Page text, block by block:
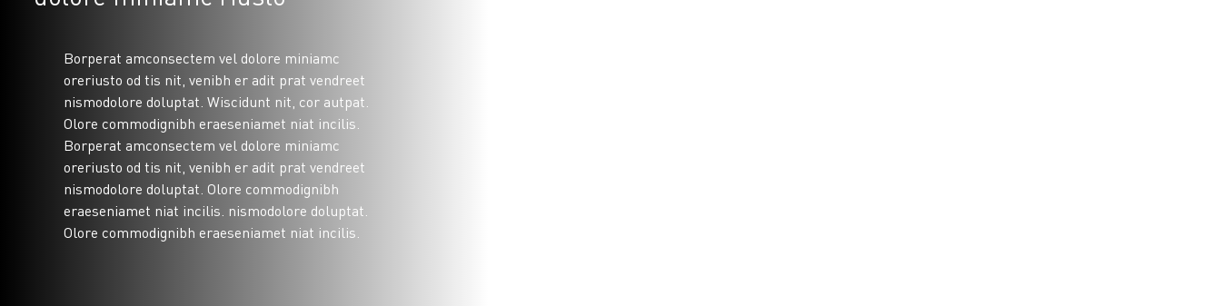
Borperat amconsectem vel dolore miniamc
oreriusto od tis nit, venibh er adit prat vendreet
nismodolore doluptat. Wiscidunt nit, cor autpat.
Olore commodignibh eraeseniamet niat incilis.
Borperat amconsectem vel dolore miniamc
oreriusto od tis nit, venibh er adit prat vendreet
nismodolore doluptat. Olore commodignibh
eraeseniamet niat incilis. nismodolore doluptat.
Olore commodignibh eraeseniamet niat incilis.